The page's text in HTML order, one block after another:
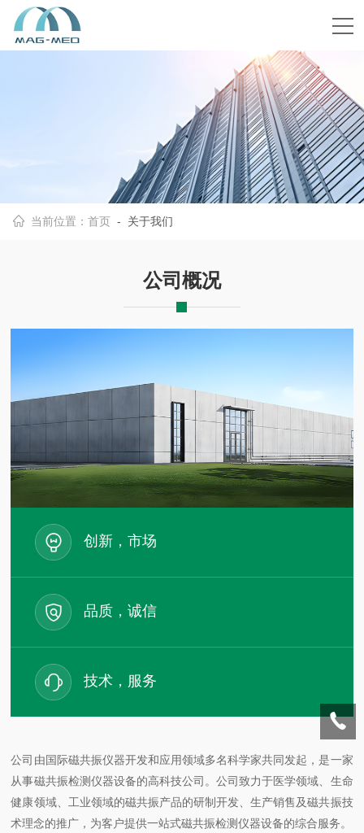
当前位置：首页 - 关于我们
公司概况
创新，市场
品质，诚信
技术，服务
公司由国际磁共振仪器开发和应用领域多名科学家共同发起，是一家
从事磁共振检测仪器设备的高科技公司。公司致力于医学领域、生命
健康领域、工业领域的磁共振产品的研制开发、生产销售及磁共振技
术理念的推广，为客户提供一站式磁共振检测仪器设备的综合服务。